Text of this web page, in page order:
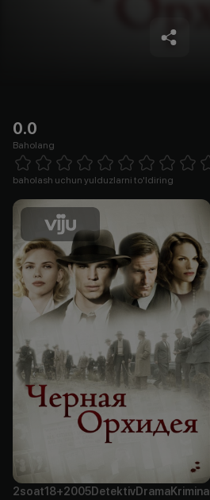
0.0
Baholang
1 Star 2 Stars 3 Stars 4 Stars5 Stars 6 Stars7 Stars8 Stars
baholash uchun yulduzlarni to'ldiring
2soat18+2005DetektivDramaKriminal